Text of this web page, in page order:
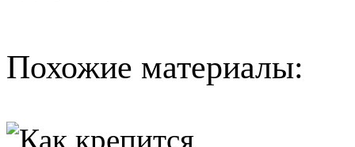
Похожие материалы: